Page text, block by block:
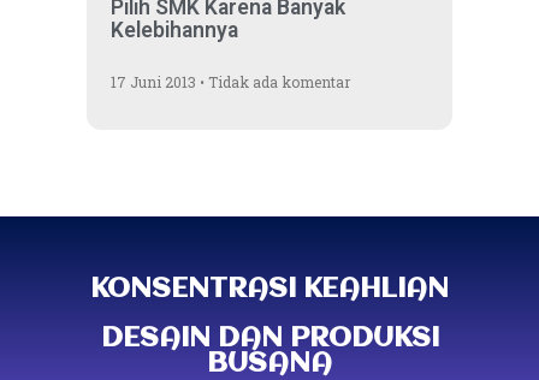
Pilih SMK Karena Banyak
Kelebihannya
17 Juni 2013 Tidak ada komentar
KONSENTRASI KEAHLIAN
DESAIN DAN PRODUKSI
BUSANA